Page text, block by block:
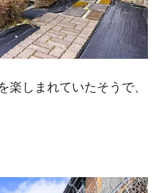
楽しまれていたそうで、